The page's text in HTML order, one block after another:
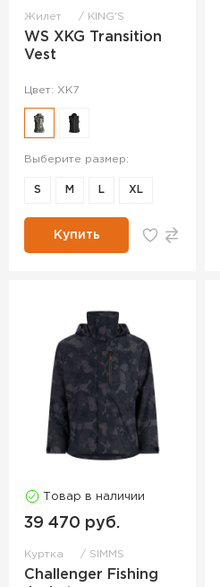
Жилет KING'S
WS XKG Transition
Vest
Цвет: XK7
Выберите размер:
S M L XL
Купить
Товар в наличии
39 470 руб.
Куртка SIMMS
Challenger Fishing